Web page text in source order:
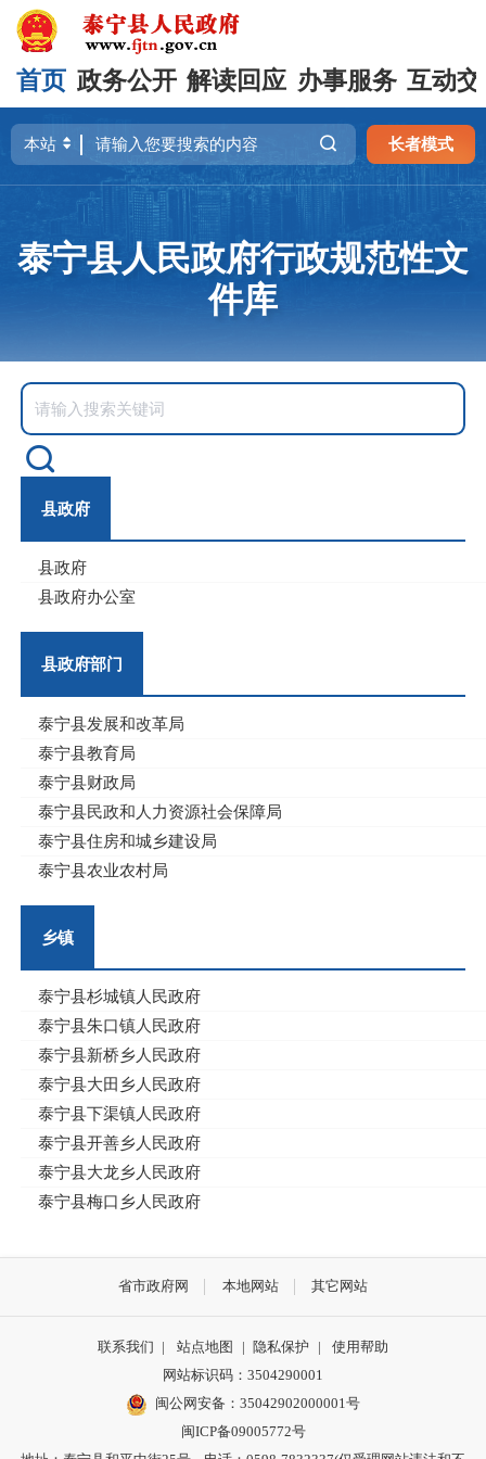
首页 政务公开 解读回应 办事服务 互动
长者模式
泰宁县人民政府行政规范性文
件库
县政府
县政府
县政府办公室
县政府部门
泰宁县发展和改革局
泰宁县教育局
泰宁县财政局
泰宁县民政和人力资源社会保障局
泰宁县住房和城乡建设局
泰宁县农业农村局
乡镇
泰宁县杉城镇人民政府
泰宁县朱口镇人民政府
泰宁县新桥乡人民政府
泰宁县大田乡人民政府
泰宁县下渠镇人民政府
泰宁县开善乡人民政府
泰宁县大龙乡人民政府
泰宁县梅口乡人民政府
省市政府网 本地网站 其它网站
联系我们 | 站点地图 | 隐私保护 |
使用帮助
网站标识码：3504290001
闽公网安备：35042902000001号
闽ICP备09005772号